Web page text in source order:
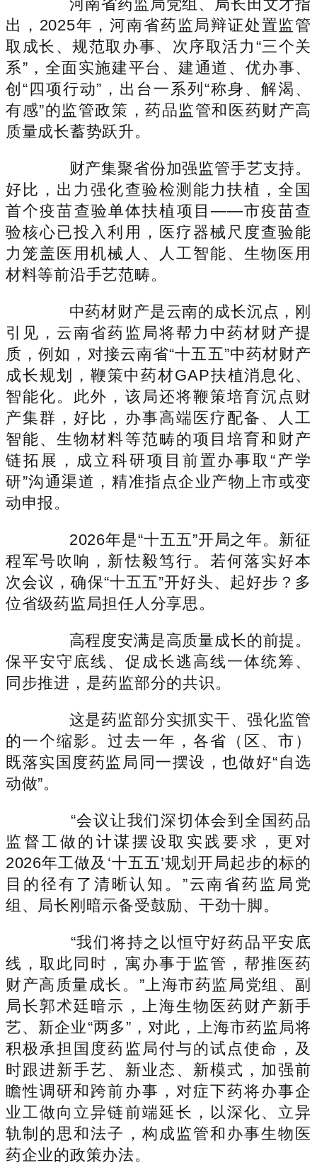
河南省药监局党组、局长田文才指
出，2025年，河南省药监局辩证处置监管
取成长、规范取办事、次序取活力“三个关
系”，全面实施建平台、建通道、优办事、
创“四项行动”，出台一系列“称身、解渴、
有感”的监管政策，药品监管和医药财产高
质量成长蓄势跃升。
财产集聚省份加强监管手艺支持。
好比，出力强化查验检测能力扶植，全国
首个疫苗查验单体扶植项目——市疫苗查
验核心已投入利用，医疗器械尺度查验能
力笼盖医用机械人、人工智能、生物医用
材料等前沿手艺范畴。
中药材财产是云南的成长沉点，刚
引见，云南省药监局将帮力中药材财产提
质，例如，对接云南省“十五五”中药材财产
成长规划，鞭策中药材GAP扶植消息化、
智能化。此外，该局还将鞭策培育沉点财
产集群，好比，办事高端医疗配备、人工
智能、生物材料等范畴的项目培育和财产
链拓展，成立科研项目前置办事取“产学
研”沟通渠道，精准指点企业产物上市或变
动申报。
2026年是“十五五”开局之年。新征
程军号吹响，新怯毅笃行。若何落实好本
次会议，确保“十五五”开好头、起好步？多
位省级药监局担任人分享思。
高程度安满是高质量成长的前提。
保平安守底线、促成长逃高线一体统筹、
同步推进，是药监部分的共识。
这是药监部分实抓实干、强化监管
的一个缩影。过去一年，各省（区、市）
既落实国度药监局同一摆设，也做好“自选
动做”。
“会议让我们深切体会到全国药品
监督工做的计谋摆设取实践要求，更对
2026年工做及‘十五五’规划开局起步的标的
目的径有了清晰认知。”云南省药监局党
组、局长刚暗示备受鼓励、干劲十脚。
“我们将持之以恒守好药品平安底
线，取此同时，寓办事于监管，帮推医药
财产高质量成长。”上海市药监局党组、副
局长郭术廷暗示，上海生物医药财产新手
艺、新企业“两多”，对此，上海市药监局将
积极承担国度药监局付与的试点使命，及
时跟进新手艺、新业态、新模式，加强前
瞻性调研和跨前办事，对症下药将办事企
业工做向立异链前端延长，以深化、立异
轨制的思和法子，构成监管和办事生物医
药企业的政策办法。